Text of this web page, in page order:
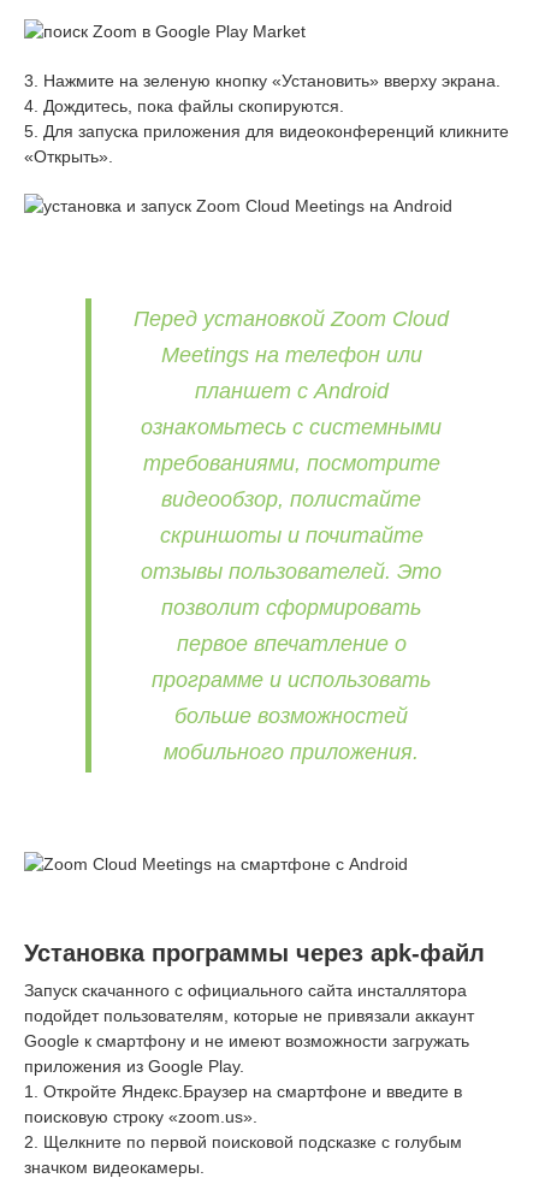
3. Нажмите на зеленую кнопку «Установить» вверху экрана.
4. Дождитесь, пока файлы скопируются.
5. Для запуска приложения для видеоконференций кликните
«Открыть».
Перед установкой Zoom Cloud
Meetings на телефон или
планшет с Android
ознакомьтесь с системными
требованиями, посмотрите
видеообзор, полистайте
скриншоты и почитайте
отзывы пользователей. Это
позволит сформировать
первое впечатление о
программе и использовать
больше возможностей
мобильного приложения.
Установка программы через apk-файл
Запуск скачанного с официального сайта инсталлятора
подойдет пользователям, которые не привязали аккаунт
Google к смартфону и не имеют возможности загружать
приложения из Google Play.
1. Откройте Яндекс.Браузер на смартфоне и введите в
поисковую строку «zoom.us».
2. Щелкните по первой поисковой подсказке с голубым
значком видеокамеры.